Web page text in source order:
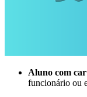
Aluno com
funcionário ou